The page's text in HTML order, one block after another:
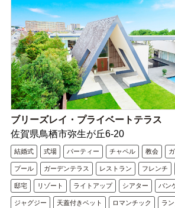
ブリーズレイ・プライベートテラス
佐賀県鳥栖市弥生が丘6-20
結婚式 式場 パーティー チャペル 教会
プール ガーデンテラス レストラン フレンチ
邸宅 リゾート ライトアップ シアター バン
ジャグジー 天蓋付きベット ロマンチック ラ